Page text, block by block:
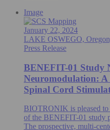
Image
January 22, 2024
LAKE OSWEGO,
Press Release
BENEFIT-01 Study
Neuromodulation:
Spinal Cord
BIOTRONIK is pleased to
of the BENEFIT-01 study
The prospective, multi-